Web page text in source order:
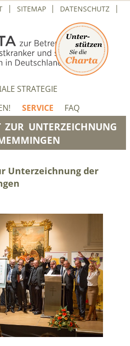
SITEMAP
DATENSCHUTZ
STRATEGIE
SERVICE FAQ
ZUR UNTERZEICHNUNG
Unterzeichnung der